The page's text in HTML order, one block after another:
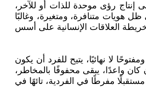
إنتاج رؤى موحدة للذات أو للآخر،
هويات متنافرة، ومتغيرة، وغالبًا
خريطة العلاقات الإنسانية على أسس
لا نهائيًا، يتيح للفرد أن يكون
كان واعدًا، يبقى محفوفًا بالمخاطر،
مفرطًا في الفردية، تائهًا في